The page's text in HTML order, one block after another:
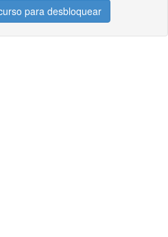
para desbloquear